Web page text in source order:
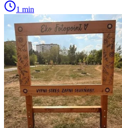
1 min